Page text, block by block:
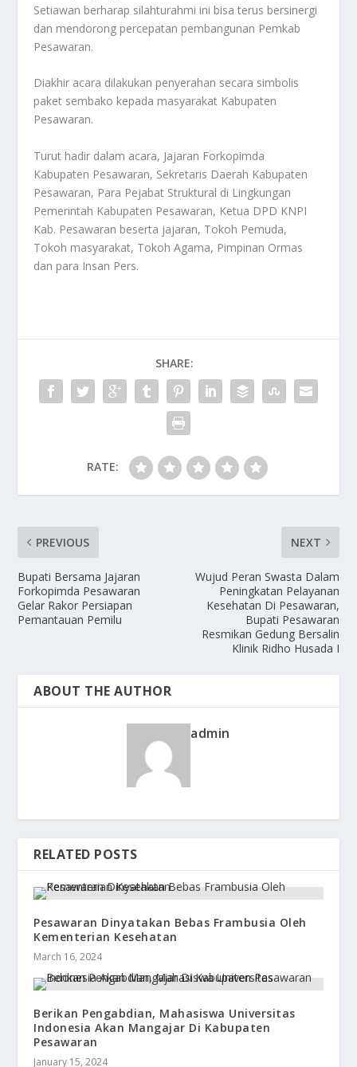
Setiawan berharap silahturahmi ini bisa terus bersinergi
dan mendorong percepatan pembangunan Pemkab
Pesawaran.
Diakhir acara dilakukan penyerahan secara simbolis
paket sembako kepada masyarakat Kabupaten
Pesawaran.
Turut hadir dalam acara, Jajaran Forkopimda
Kabupaten Pesawaran, Sekretaris Daerah Kabupaten
Pesawaran, Para Pejabat Struktural di Lingkungan
Pemerintah Kabupaten Pesawaran, Ketua DPD KNPI
Kab. Pesawaran beserta jajaran, Tokoh Pemuda,
Tokoh masyarakat, Tokoh Agama, Pimpinan Ormas
dan para Insan Pers.
SHARE:
RATE:
PREVIOUS
Bupati Bersama Jajaran
Forkopimda Pesawaran
Gelar Rakor Persiapan
Pemantauan Pemilu
NEXT
Wujud Peran Swasta Dalam
Peningkatan Pelayanan
Kesehatan Di Pesawaran,
Bupati Pesawaran
Resmikan Gedung Bersalin
Klinik Ridho Husada I
ABOUT THE AUTHOR
admin
RELATED POSTS
Pesawaran Dinyatakan Bebas Frambusia Oleh
Kementerian Kesehatan
March 16, 2024
Berikan Pengabdian, Mahasiswa Universitas
Indonesia Akan Mangajar Di Kabupaten
Pesawaran
January 15, 2024